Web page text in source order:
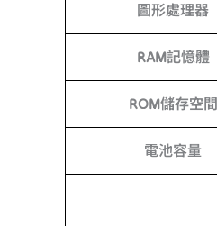
圖形處理器
RAM記憶體
ROM儲存空間
電池容量